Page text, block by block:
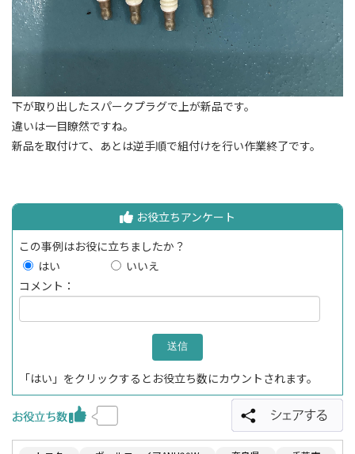
下が取り出したスパークプラグで上が新品です。
違いは一目瞭然ですね。
新品を取付けて、あとは逆手順で組付けを行い作業終了です。
お役立ちアンケート
この事例はお役に立ちましたか？
はい
いいえ
コメント：
「はい」をクリックするとお役立ち数にカウントされます。